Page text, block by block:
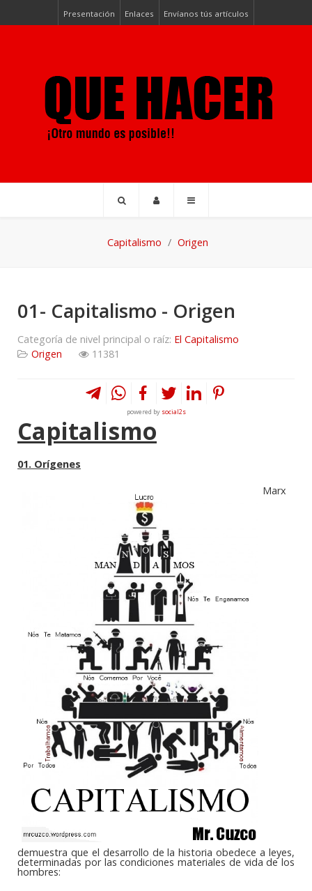
Presentación Enlaces Envíanos tús artículos
Capitalismo Origen
01- Capitalismo - Origen
Categoría de nivel principal o raíz: El Capitalismo
Origen
11381
powered by social2s
Capitalismo
01. Orígenes
Marx
demuestra que el desarrollo de la historia obedece a leyes,
determinadas por las condiciones materiales de vida de los
hombres: